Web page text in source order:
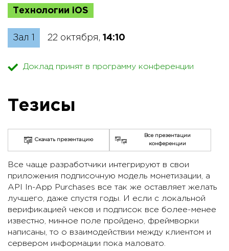
Технологии iOS
Зал 1 22 октября, 14:10
Доклад принят в программу конференции
Тезисы
Скачать презентацию
Все презентации
конференции
Все чаще разработчики интегрируют в свои
приложения подписочную модель монетизации, а
API In-App Purchases все так же оставляет желать
лучшего, даже спустя годы. И если с локальной
верификацией чеков и подписок все более-менее
известно, минное поле пройдено, фреймворки
написаны, то о взаимодействии между клиентом и
сервером информации пока маловато.